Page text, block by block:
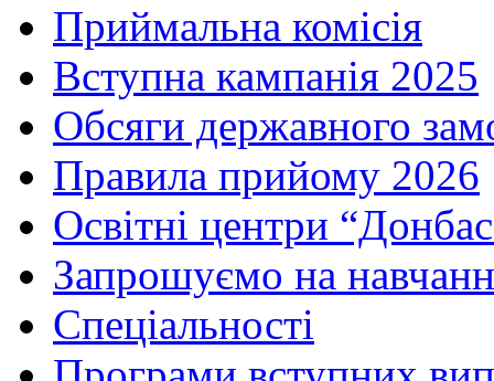
Приймальна комісія
Вступна кампанія 2025
Обсяги державного
Правила прийому 2026
Освітні центри
Запрошуємо на
Спеціальності